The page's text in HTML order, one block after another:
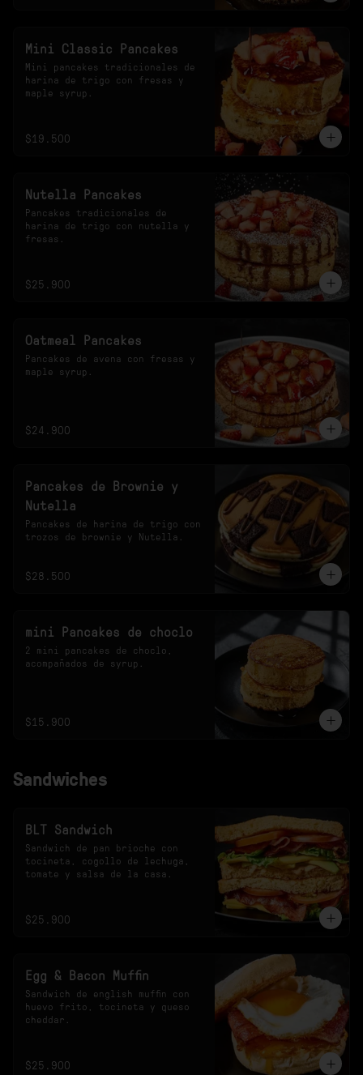
Mini Classic Pancakes
Mini pancakes tradicionales de
harina de trigo con fresas y
maple syrup.
$19.500
Nutella Pancakes
Pancakes tradicionales de
harina de trigo con nutella y
fresas.
$25.900
Oatmeal Pancakes
Pancakes de avena con fresas y
maple syrup.
$24.900
Pancakes de Brownie y
Nutella
Pancakes de harina de trigo con
trozos de brownie y Nutella.
$28.500
mini Pancakes de choclo
2 mini pancakes de choclo,
acompañados de syrup.
$15.900
Sandwiches
BLT Sandwich
Sandwich de pan brioche con
tocineta, cogollo de lechuga,
tomate y salsa de la casa.
$25.900
Egg & Bacon Muffin
Sandwich de english muffin con
huevo frito, tocineta y queso
cheddar.
$25.900